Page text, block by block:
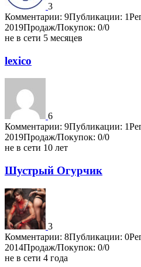
3
Комментарии: 9Публикации: 1
2019Продаж/Покупок: 0/0
не в сети 5 месяцев
lexico
6
Комментарии: 9Публикации: 1
2019Продаж/Покупок: 0/0
не в сети 10 лет
Шустрый Огурчик
3
Комментарии: 8Публикации: 0
2014Продаж/Покупок: 0/0
не в сети 4 года